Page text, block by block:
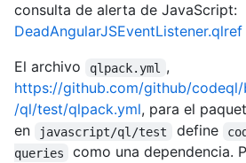
consulta de alerta de JavaScript:
DeadAngularJSEventListener.qlref
El archivo
qlpack.yml
,
https://github.com/github/
/ql/test/qlpack.yml, para el
en
javascript/ql/test define
queries
como una dependencia.